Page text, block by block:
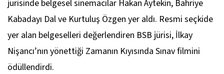
jürisinde belgesel sinemacılar Hakan Aytekin, Bahriye
Kabadayı Dal ve Kurtuluş Özgen yer aldı. Resmi seçkide
yer alan belgeselleri değerlendiren BSB jürisi, İlkay
Nişancı’nın yönettiği Zamanın Kıyısında Sınavfilmini
ödüllendirdi.